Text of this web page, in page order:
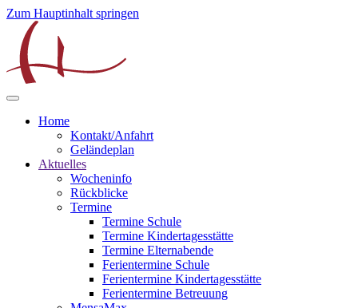
Zum Hauptinhalt springen
Home
Kontakt/Anfahrt
Geländeplan
Aktuelles
Wocheninfo
Rückblicke
Termine
Termine Schule
Termine Kindertagesstätte
Termine Elternabende
Ferientermine Schule
Ferientermine Kindertagesstätte
Ferientermine Betreuung